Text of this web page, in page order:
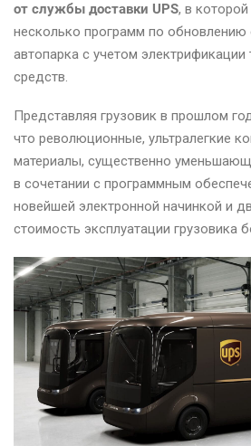
от службы доставки UPS, в
несколько программ по обновлению
автопарка с учетом электрификации
средств.
Представляя грузовик в прошлом
что революционные, ультралегкие
материалы, существенно
в сочетании с программным
новейшей электронной начинкой и
стоимость эксплуатации грузовика